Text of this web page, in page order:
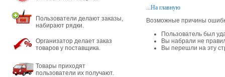
...На главную
Возможные причины
Пользователь был
Вы набрали не
Вы перешли на эту
Пользователи делают заказы,
набирают рядки.
Организатор делает заказ
товаров у поставщика.
Товары приходят
пользователи их получают.